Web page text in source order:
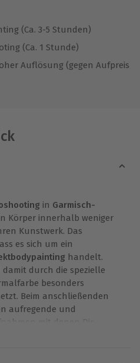
(Ca. 3-5 Stunden)
(Ca. 1 Stunde)
Auflösung (gegen Aufpreis
in Garmisch-
Körper innerhalb weniger
Kunstwerk. Das
es sich um ein
handelt.
damit durch die spezielle
besonders
Beim anschließenden
aufregende und
mit denen Dir
sicher sind. Lass Dir diese